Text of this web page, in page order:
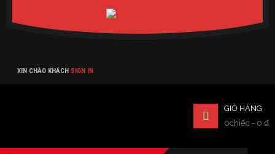
XIN CHÀO KHÁCH SIGN IN
GIỎ HÀNG
0chiếc - 0 ₫